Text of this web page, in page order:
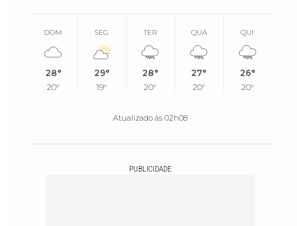
DOM
28°
20°
SEG
29°
19°
TER
28°
20°
QUA
27°
20°
QUI
26°
20°
Atualizado às 02h08
PUBLICIDADE